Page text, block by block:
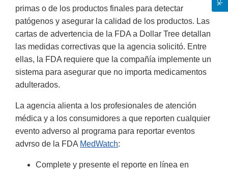
primas o de los productos finales para detectar
patógenos y asegurar la calidad de los productos. Las
cartas de advertencia de la FDA a Dollar Tree detallan
las medidas correctivas que la agencia solicitó. Entre
ellas, la FDA requiere que la compañía implemente un
sistema para asegurar que no importa medicamentos
adulterados.
La agencia alienta a los profesionales de atención
médica y a los consumidores a que reporten cualquier
evento adverso al programa para reportar eventos
advrso de la FDA MedWatch:
Complete y presente el reporte en línea en